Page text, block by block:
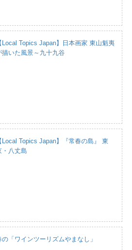
Local Topics Japan】日本画家 東山魁夷
描いた風景～九十九谷
Local Topics Japan】『常春の島』 東
・八丈島
の「ワインツーリズムやまなし」